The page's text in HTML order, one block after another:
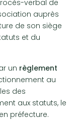
verbal de
auprès
de son siège
et du
un règlement
au
des
aux statuts, le
préfecture.